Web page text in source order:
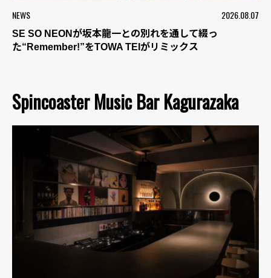
NEWS 2026.08.07
SE SO NEONが坂本龍一との別れを通して綴っ
た“Remember!”をTOWA TEIがリミックス
Spincoaster Music Bar Kagurazaka